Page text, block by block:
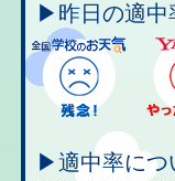
▶昨日の適中
▶適中率につ